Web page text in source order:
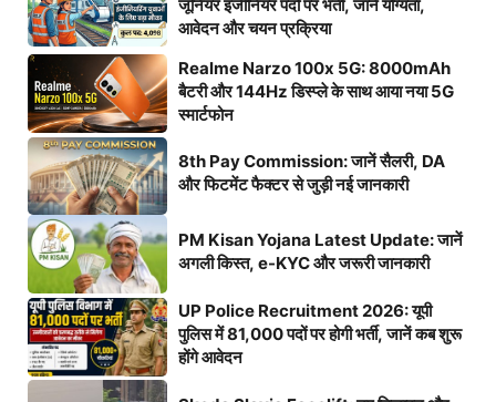
जूनियर इंजीनियर पदों पर भर्ती, जानें योग्यता,
आवेदन और चयन प्रक्रिया
Realme Narzo 100x 5G: 8000mAh
बैटरी और 144Hz डिस्प्ले के साथ आया नया 5G
स्मार्टफोन
8th Pay Commission: जानें सैलरी, DA
और फिटमेंट फैक्टर से जुड़ी नई जानकारी
PM Kisan Yojana Latest Update: जानें
अगली किस्त, e-KYC और जरूरी जानकारी
UP Police Recruitment 2026: यूपी
पुलिस में 81,000 पदों पर होगी भर्ती, जानें कब शुरू
होंगे आवेदन